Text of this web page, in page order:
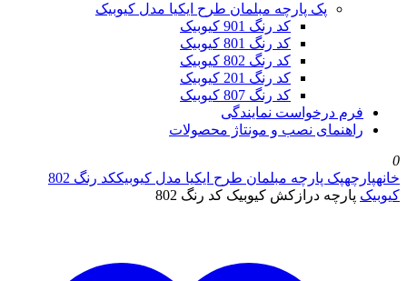
پک پارچه مبلمان طرح ایکیا مدل کیوبیک
کد رنگ 901 کیوبیک
کد رنگ 801 کیوبیک
کد رنگ 802 کیوبیک
کد رنگ 201 کیوبیک
کد رنگ 807 کیوبیک
فرم درخواست نمایندگی
راهنمای نصب و مونتاژ محصولات
0
خانهپارچهپک پارچه مبلمان طرح ایکیا مدل کیوبیک
کد رنگ 802
کیوبیک پارچه درازکش کیوبیک کد رنگ 802